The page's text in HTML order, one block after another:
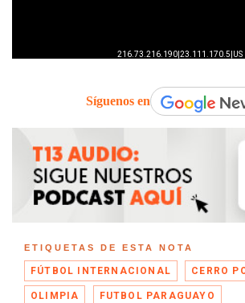
Síguenos en
ETIQUETAS DE ESTA NOTA
FÚTBOL INTERNACIONAL CERRO
OLIMPIA FUTBOL PARAGUAYO